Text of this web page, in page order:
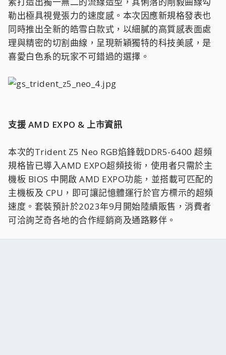
勒出極具視覺張力的速度感。本次因應新規格發表也
同時推出全新的皓雪白款式，以細膩的高質感表面處
理與精密的切割曲線，呈現新穎獨特的科技美感，是
喜愛白色系的玩家不可錯過的選擇。
支援 AMD EXPO & 上市資訊
本次的Trident Z5 Neo RGB焰鋒戟DDR5-6400 超頻
規格皆已導入AMD EXPO超頻技術，使用者只需於主
機板 BIOS 中開啟 AMD EXPO功能，並搭載可匹配的
主機板及 CPU，即可讓記憶體運行於官方標示的超頻
速度。套裝預計於2023年9月開始陸續販售，消費者
可洽詢芝奇各地的合作經銷商及通路夥伴。